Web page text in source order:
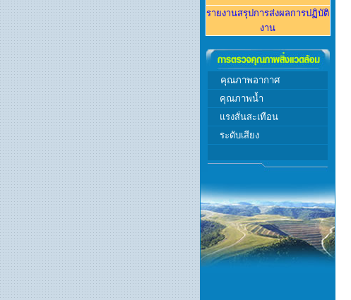
รายงานสรุปการส่งผลการปฏิบัติ
งาน
คุณภาพอากาศ
คุณภาพน้ำ
แรงสั่นสะเทือน
ระดับเสียง